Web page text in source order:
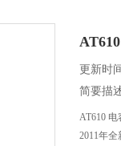
更新时
简要描
AT610 电
2011年